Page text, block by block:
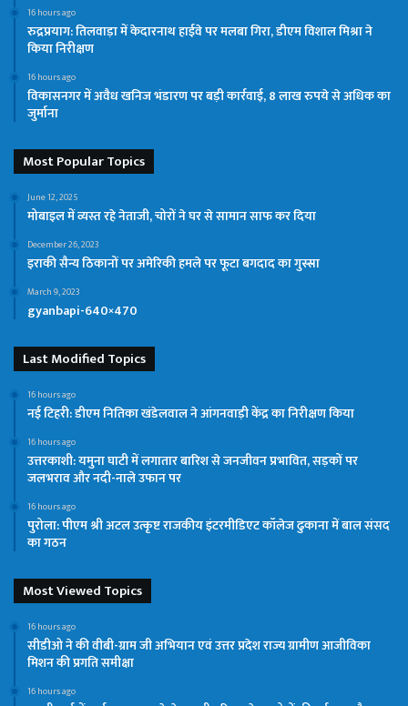
16 hours ago
रुद्रप्रयाग: तिलवाड़ा में केदारनाथ हाईवे पर मलबा गिरा, डीएम विशाल मिश्रा ने
किया निरीक्षण
16 hours ago
विकासनगर में अवैध खनिज भंडारण पर बड़ी कार्रवाई, 8 लाख रुपये से अधिक का
जुर्माना
Most Popular Topics
June 12, 2025
मोबाइल में व्यस्त रहे नेताजी, चोरों ने घर से सामान साफ कर दिया
December 26, 2023
इराकी सैन्य ठिकानों पर अमेरिकी हमले पर फूटा बगदाद का गुस्सा
March 9, 2023
gyanbapi-640×470
Last Modified Topics
16 hours ago
नई टिहरी: डीएम नितिका खंडेलवाल ने आंगनवाड़ी केंद्र का निरीक्षण किया
16 hours ago
उत्तरकाशी: यमुना घाटी में लगातार बारिश से जनजीवन प्रभावित, सड़कों पर
जलभराव और नदी-नाले उफान पर
16 hours ago
पुरोला: पीएम श्री अटल उत्कृष्ट राजकीय इंटरमीडिएट कॉलेज ढुकाना में बाल संसद
का गठन
Most Viewed Topics
16 hours ago
सीडीओ ने की वीबी-ग्राम जी अभियान एवं उत्तर प्रदेश राज्य ग्रामीण आजीविका
मिशन की प्रगति समीक्षा
16 hours ago